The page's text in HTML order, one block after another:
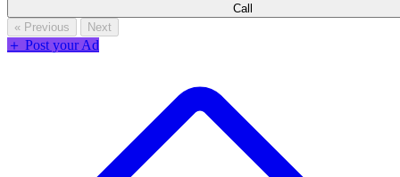
Call
« Previous
Next
＋ Post your Ad